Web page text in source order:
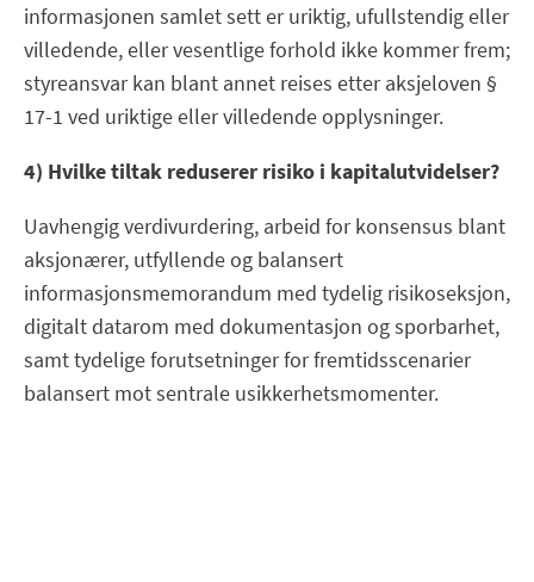
informasjonen samlet sett er uriktig, ufullstendig eller
villedende, eller vesentlige forhold ikke kommer frem;
styreansvar kan blant annet reises etter aksjeloven §
17-1 ved uriktige eller villedende opplysninger.
4) Hvilke tiltak reduserer risiko i kapitalutvidelser?
Uavhengig verdivurdering, arbeid for konsensus blant
aksjonærer, utfyllende og balansert
informasjonsmemorandum med tydelig risikoseksjon,
digitalt datarom med dokumentasjon og sporbarhet,
samt tydelige forutsetninger for fremtidsscenarier
balansert mot sentrale usikkerhetsmomenter.